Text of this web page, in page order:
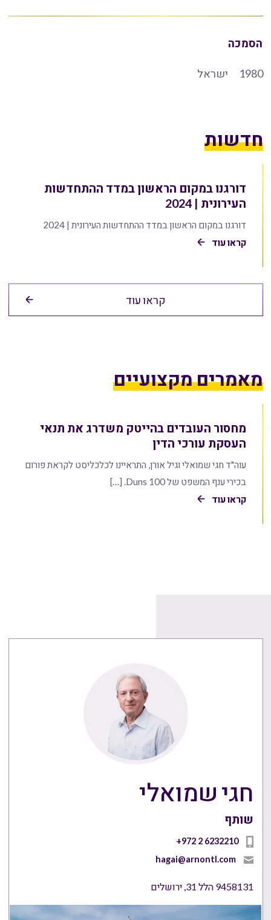
הסמכה
1980 ישראל
חדשות
דורגנו במקום הראשון במדד ההתחדשות
העירונית | 2024
דורגנו במקום הראשון במדד ההתחדשות העירונית | 2024
קראו עוד
קראו עוד
מאמרים מקצועיים
מחסור העובדים בהייטק משדרג את תנאי
העסקת עורכי הדין
עוה"ד חגי שמואלי וגיל אורן, התראיינו לכלכליסט לקראת פורום
בכירי ענף המשפט של Duns 100. […]
קראו עוד
חגי שמואלי
שותף
+972 2 6232210
hagai@arnontl.com
9458131 הלל 31, ירושלים